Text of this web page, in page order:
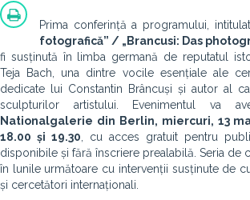
Prima conferință a programului,
fotografică” / „Brancusi: Das
fi susținută în limba germană de reputatul
Teja Bach, una dintre vocile esențiale ale
dedicate lui Constantin Brâncuși și autor al
sculpturilor artistului. Evenimentul va
Nationalgalerie din Berlin, miercuri, 13
18.00 și 19.30 , cu acces gratuit pentru
disponibile și fără înscriere prealabilă. Seria de
în lunile următoare cu intervenții susținute de
și cercetători internaționali.